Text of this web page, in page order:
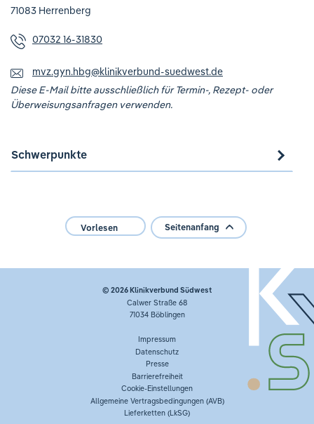
71083 Herrenberg
07032 16-31830
mvz.gyn.hbg@klinikverbund-suedwest.de
Diese E-Mail bitte ausschließlich für Termin-, Rezept- oder
Überweisungsanfragen verwenden.
Schwerpunkte
Vorlesen Seitenanfang
© 2026Klinikverbund Südwest
Calwer Straße 68
71034 Böblingen
Impressum
Datenschutz
Presse
Barrierefreiheit
Cookie-Einstellungen
Allgemeine Vertragsbedingungen (AVB)
Lieferketten (LkSG)